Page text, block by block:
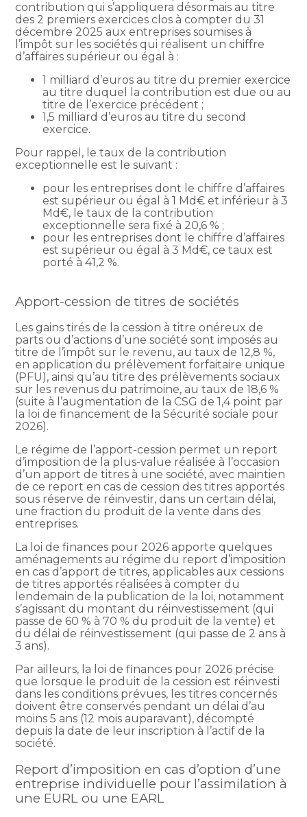
contribution qui s’appliquera désormais au titre
des 2 premiers exercices clos à compter du 31
décembre 2025 aux entreprises soumises à
l’impôt sur les sociétés qui réalisent un chiffre
d’affaires supérieur ou égal à :
1 milliard d’euros au titre du premier exercice
au titre duquel la contribution est due ou au
titre de l’exercice précédent ;
1,5 milliard d’euros au titre du second
exercice.
Pour rappel, le taux de la contribution
exceptionnelle est le suivant :
pour les entreprises dont le chiffre d’affaires
est supérieur ou égal à 1 Md€ et inférieur à 3
Md€, le taux de la contribution
exceptionnelle sera fixé à 20,6 % ;
pour les entreprises dont le chiffre d’affaires
est supérieur ou égal à 3 Md€, ce taux est
porté à 41,2 %.
Apport-cession de titres de sociétés
Les gains tirés de la cession à titre onéreux de
parts ou d’actions d’une société sont imposés au
titre de l’impôt sur le revenu, au taux de 12,8 %,
en application du prélèvement forfaitaire unique
(PFU), ainsi qu’au titre des prélèvements sociaux
sur les revenus du patrimoine, au taux de 18,6 %
(suite à l’augmentation de la CSG de 1,4 point par
la loi de financement de la Sécurité sociale pour
2026).
Le régime de l’apport-cession permet un report
d’imposition de la plus-value réalisée à l’occasion
d’un apport de titres à une société, avec maintien
de ce report en cas de cession des titres apportés
sous réserve de réinvestir, dans un certain délai,
une fraction du produit de la vente dans des
entreprises.
La loi de finances pour 2026 apporte quelques
aménagements au régime du report d’imposition
en cas d’apport de titres, applicables aux cessions
de titres apportés réalisées à compter du
lendemain de la publication de la loi, notamment
s’agissant du montant du réinvestissement (qui
passe de 60 % à 70 % du produit de la vente) et
du délai de réinvestissement (qui passe de 2 ans à
3 ans).
Par ailleurs, la loi de finances pour 2026 précise
que lorsque le produit de la cession est réinvesti
dans les conditions prévues, les titres concernés
doivent être conservés pendant un délai d’au
moins 5 ans (12 mois auparavant), décompté
depuis la date de leur inscription à l’actif de la
société.
Report d’imposition en cas d’option d’une
entreprise individuelle pour l’assimilation à
une EURL ou une EARL